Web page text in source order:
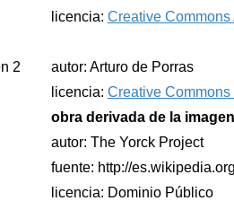
licencia: Creative
2
autor: Arturo de Porras
licencia: Creative
obra derivada de la
autor: The Yorck Project
fuente: http://
licencia: Dominio Público